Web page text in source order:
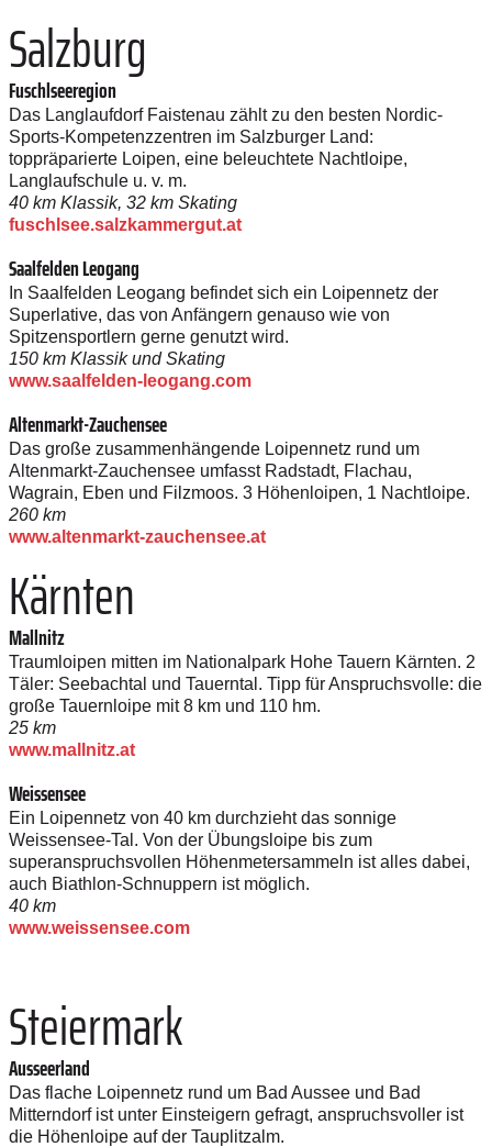
Salzburg
Fuschlseeregion
Das Langlaufdorf Faistenau zählt zu den besten Nordic-
Sports-Kompetenzzentren im Salzburger Land:
toppräparierte Loipen, eine beleuchtete Nachtloipe,
Langlaufschule u. v. m.
40 km Klassik, 32 km Skating
fuschlsee.salzkammergut.at
Saalfelden Leogang
In Saalfelden Leogang befindet sich ein Loipennetz der
Superlative, das von Anfängern genauso wie von
Spitzensportlern gerne genutzt wird.
150 km Klassik und Skating
www.saalfelden-leogang.com
Altenmarkt-Zauchensee
Das große zusammenhängende Loipennetz rund um
Altenmarkt-Zauchensee umfasst Radstadt, Flachau,
Wagrain, Eben und Filzmoos. 3 Höhenloipen, 1 Nachtloipe.
260 km
www.altenmarkt-zauchensee.at
Kärnten
Mallnitz
Traumloipen mitten im Nationalpark Hohe Tauern Kärnten. 2
Täler: ­Seebachtal und Tauerntal. Tipp für Anspruchsvolle: die
große Tauern­loipe mit 8 km und 110 hm.
25 km
www.mallnitz.at
Weissensee
Ein Loipennetz von 40 km durchzieht das sonnige
Weissensee-Tal. Von der Übungsloipe bis zum
superanspruchsvollen Höhenmetersammeln ist alles dabei,
auch Biathlon-Schnuppern ist möglich.
40 km
www.weissensee.com
Steiermark
Ausseerland
Das flache Loipennetz rund um Bad Aussee und Bad
Mitterndorf ist unter Einsteigern gefragt, anspruchsvoller ist
die Höhenloipe auf der Tauplitzalm.